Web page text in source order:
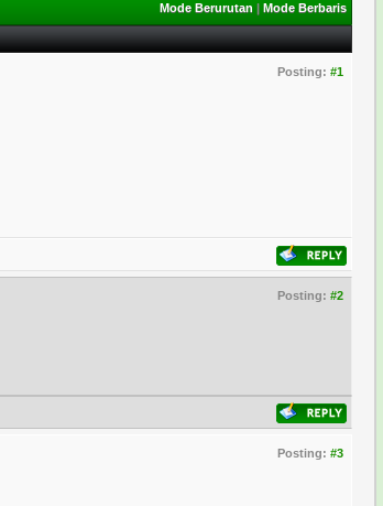
Mode Berurutan |Mode Berbaris
Posting:#1
Posting:#2
Posting:#3